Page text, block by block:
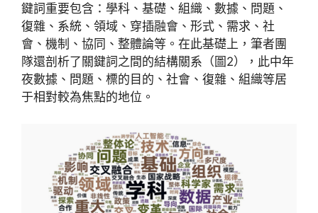
鍵詞重要包含：學科、基礎、組織、數據、問題、
復雜、系統、領域、穿插融會、形式、需求、社
會、機制、協同、整體論等。在此基礎上，筆者團
隊還剖析了關鍵詞之間的結構關系（圖2），此中年
夜數據、問題、標的目的、社會、復雜、組織等居
于相對較為焦點的地位。